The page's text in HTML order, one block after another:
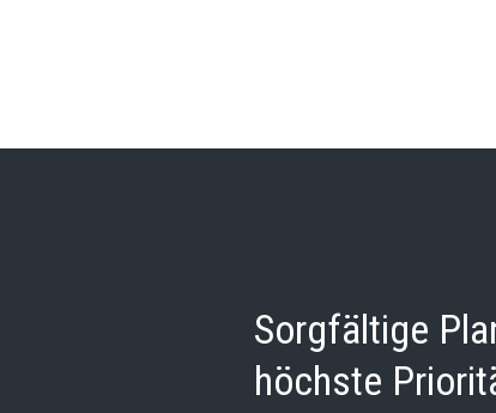
Sorgfältige
höchste